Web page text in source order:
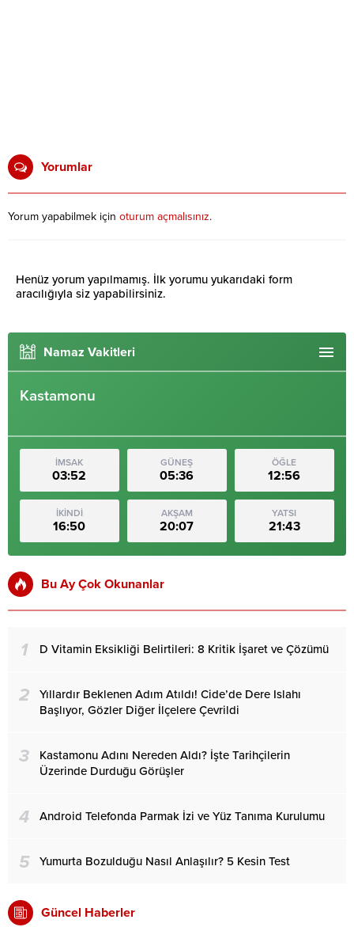
Yorumlar
Yorum yapabilmek için oturum açmalısınız.
Henüz yorum yapılmamış. İlk yorumu yukarıdaki form
aracılığıyla siz yapabilirsiniz.
Namaz Vakitleri
Kastamonu
İMSAK
03:52
GÜNEŞ
05:36
ÖĞLE
12:56
İKİNDİ
16:50
AKŞAM
20:07
YATSI
21:43
Bu Ay Çok Okunanlar
1 D Vitamin Eksikliği Belirtileri: 8 Kritik İşaret ve Çözümü
2
Yıllardır Beklenen Adım Atıldı! Cide’de Dere Islahı
Başlıyor, Gözler Diğer İlçelere Çevrildi
3
Kastamonu Adını Nereden Aldı? İşte Tarihçilerin
Üzerinde Durduğu Görüşler
4 Android Telefonda Parmak İzi ve Yüz Tanıma Kurulumu
5 Yumurta Bozulduğu Nasıl Anlaşılır? 5 Kesin Test
Güncel Haberler